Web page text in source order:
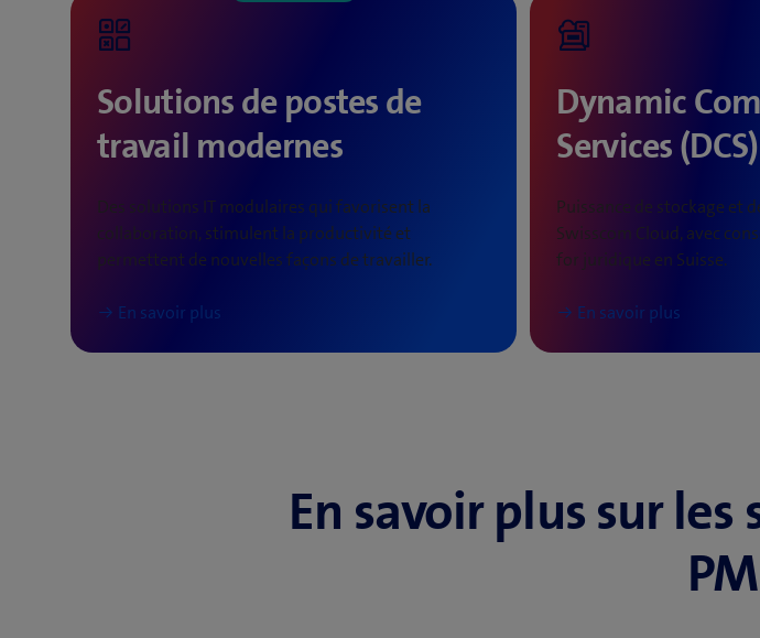
Solutions de postes de
travail modernes
Des solutions IT modulaires qui favorisent la
collaboration, stimulent la productivité et
permettent de nouvelles façons de travailler.
En savoir plus
Dynamic
Services (DCS)
Puissance de stockage et
Swisscom Cloud, avec
for juridique en Suisse.
En savoir plus
En savoir plus sur